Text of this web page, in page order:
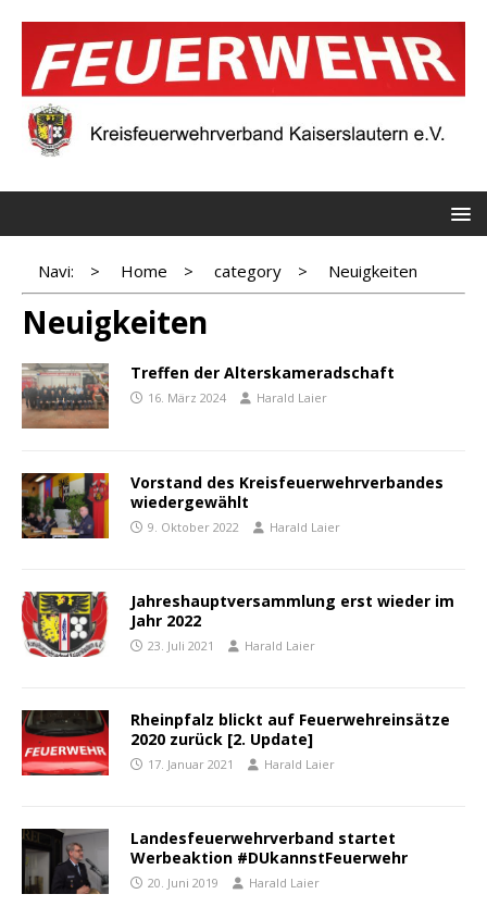
Navi: > Home > category > Neuigkeiten
Neuigkeiten
Treffen der Alterskameradschaft
16. März 2024 Harald Laier
Vorstand des Kreisfeuerwehrverbandes
wiedergewählt
9. Oktober 2022 Harald Laier
Jahreshauptversammlung erst wieder im
Jahr 2022
23. Juli 2021 Harald Laier
Rheinpfalz blickt auf Feuerwehreinsätze
2020 zurück [2. Update]
17. Januar 2021 Harald Laier
Landesfeuerwehrverband startet
Werbeaktion #DUkannstFeuerwehr
20. Juni 2019 Harald Laier